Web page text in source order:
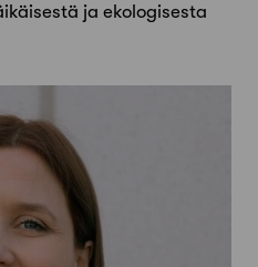
ja ekologisesta